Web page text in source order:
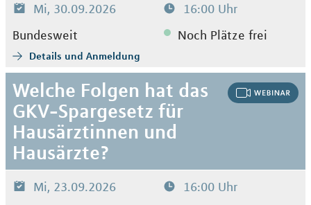
Mi, 30.09.2026
16:00 Uhr
Bundesweit
Noch Plätze frei
Details und Anmeldung
Welche Folgen hat das
GKV-Spargesetz für
Hausärztinnen und
Hausärzte?
Mi, 23.09.2026
16:00 Uhr